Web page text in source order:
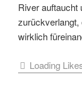
River auftaucht
zurückverlangt,
wirklich
Loading